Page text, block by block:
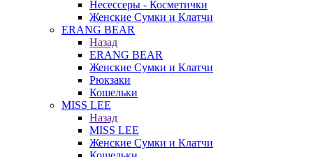
Несессеры - Косметички
Женские Сумки и Клатчи
ERANG BEAR
Назад
ERANG BEAR
Женские Сумки и Клатчи
Рюкзаки
Кошельки
MISS LEE
Назад
MISS LEE
Женские Сумки и Клатчи